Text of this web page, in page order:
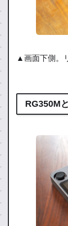
▲画面下側。
RG350M